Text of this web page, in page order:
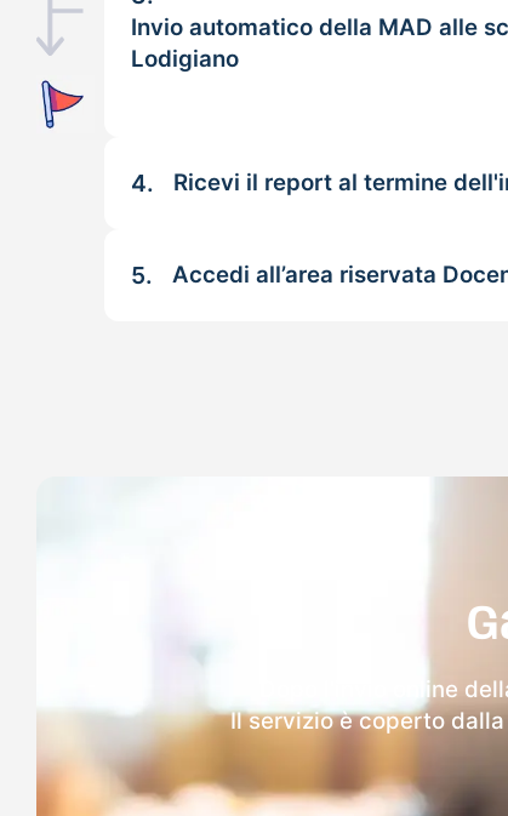
Invio automatico della MAD alle
Lodigiano
4. Ricevi il report al termine
5. Accedi all’area riservata
Dopo l'invio online
Il servizio è coperto